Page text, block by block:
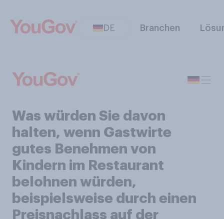
DE Branchen
Was würden Sie davon
halten, wenn Gastwirte
gutes Benehmen von
Kindern im Restaurant
belohnen würden,
beispielsweise durch einen
Preisnachlass auf der